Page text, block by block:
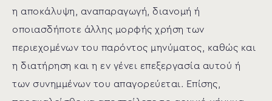
η αποκάλυψη, αναπαραγωγή, διανομή ή
οποιασδήποτε άλλης μορφής χρήση των
περιεχομένων του παρόντος μηνύματος, καθώς και
η διατήρηση και η εν γένει επεξεργασία αυτού ή
των συνημμένων του απαγορεύεται. Επίσης,